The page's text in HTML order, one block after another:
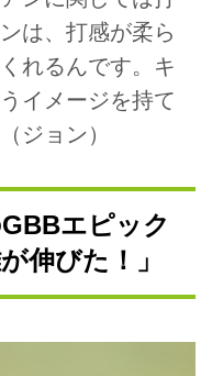
は、打感が柔ら
れるんです。キ
イメージを持て
ジョン）
エピック
伸びた！」